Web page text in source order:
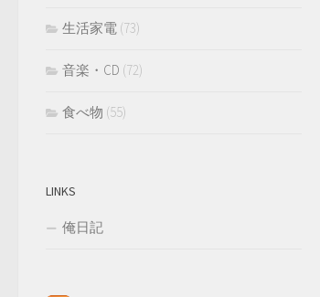
生活家電 (73)
音楽・CD (72)
食べ物 (55)
LINKS
俺日記